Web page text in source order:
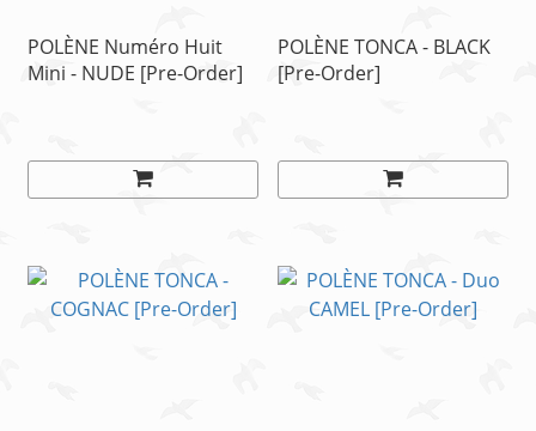
POLÈNE Numéro Huit
Mini - NUDE [Pre-Order]
POLÈNE TONCA - BLACK
[Pre-Order]